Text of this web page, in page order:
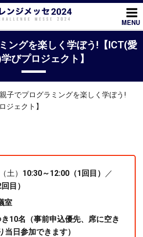
MENU
ングを楽しく学ぼう!【ICT(愛
びプロジェクト】
子でプログラミングを楽しく学ぼう!
ジェクト】
土） 10:30～12:00（1回目）
／
目）
室
10名（事前申込優先、席に空き
日参加できます）